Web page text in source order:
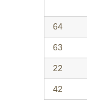
64
63
22
42